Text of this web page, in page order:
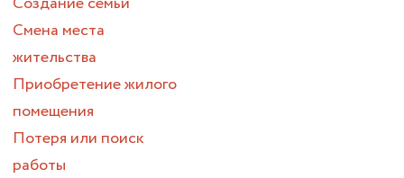
Смена места
жительства
Приобретение жилого
помещения
Потеря или поиск
работы